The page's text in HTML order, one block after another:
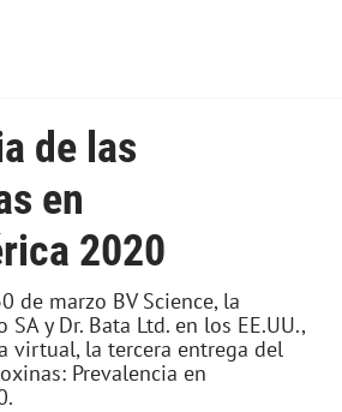
de las
en
2020
de marzo BV Science, la
SA y Dr. Bata Ltd. en los EE.UU.,
virtual, la tercera entrega del
Prevalencia en